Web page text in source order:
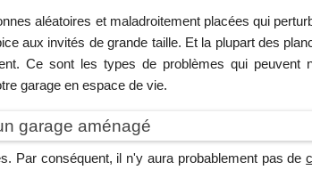
aléatoires et maladroitement placées qui
aux invités de grande taille. Et la plupart des
Ce sont les types de problèmes qui peuvent
garage en espace de vie.
garage aménagé
Par conséquent, il n'y aura probablement pas de